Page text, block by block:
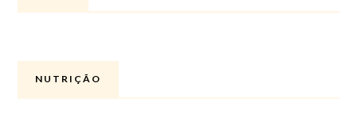
NUTRIÇÃO